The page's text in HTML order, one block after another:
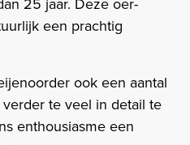
een prachtig
ook een aantal
te veel in detail te
enthousiasme een